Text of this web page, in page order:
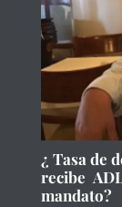
¿ Tasa de
recibe
mandato?